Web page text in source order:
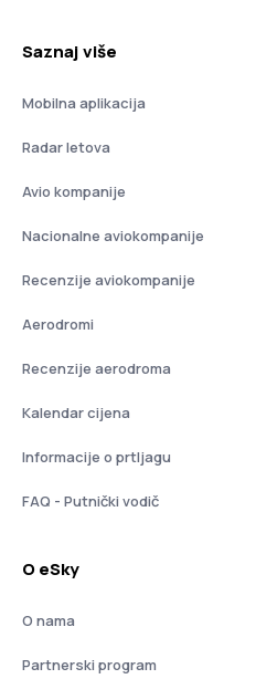
Saznaj više
Mobilna aplikacija
Radar letova
Avio kompanije
Nacionalne aviokompanije
Recenzije aviokompanije
Aerodromi
Recenzije aerodroma
Kalendar cijena
Informacije o prtljagu
FAQ - Putnički vodič
O eSky
O nama
Partnerski program